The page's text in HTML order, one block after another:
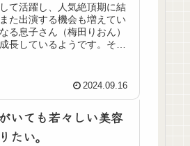
て活躍し、人気絶頂期に結
た出演する機会も増えてい
る息子さん（梅田りおん）
長しているようです。そん
2024.09.16
いても若々しい美容
たい。